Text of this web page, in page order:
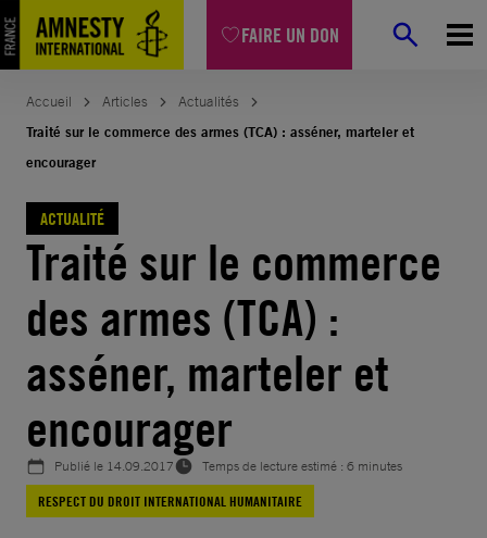
FAIRE UN DON
Aller
au
contenu
Accueil Articles
Actualités
Traité sur le commerce des armes (TCA) : asséner, marteler et
encourager
ACTUALITÉ
Traité sur le commerce
des armes (TCA) :
asséner, marteler et
encourager
Publié le 14.09.2017
Temps de lecture estimé : 6 minutes
RESPECT DU DROIT INTERNATIONAL HUMANITAIRE